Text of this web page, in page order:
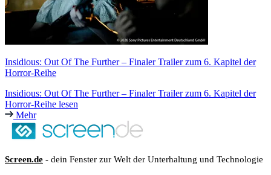
Insidious: Out Of The Further – Finaler Trailer zum 6. Kapitel der
Horror-Reihe
Insidious: Out Of The Further – Finaler Trailer zum 6. Kapitel der
Horror-Reihe lesen
Mehr
Screen.de - dein Fenster zur Welt der Unterhaltung und Technologie